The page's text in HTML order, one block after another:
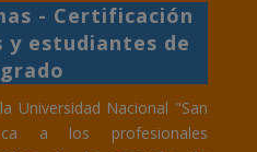
- Certificación
y estudiantes de
Universidad Nacional "San
a los profesionales